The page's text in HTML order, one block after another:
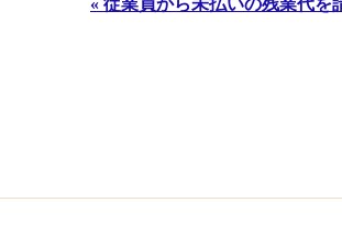
« 従業員から未払いの残業代を